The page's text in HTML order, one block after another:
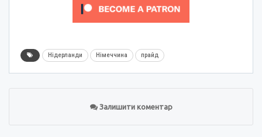
Нідерланди Німеччина прайд
Залишити коментар